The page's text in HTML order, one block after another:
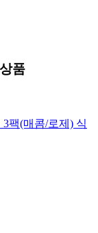
품
팩(매콤/로제) 식